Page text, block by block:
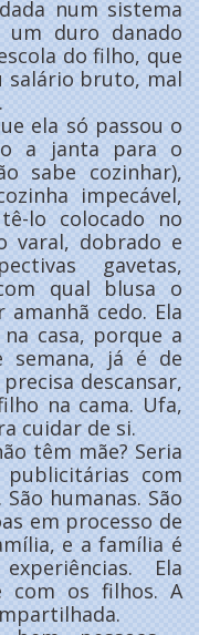
num sistema
um duro danado
do filho, que
salário bruto, mal
ela só passou o
a janta para o
sabe cozinhar),
impecável,
lo colocado no
varal, dobrado e
gavetas,
qual blusa o
cedo. Ela
casa, porque a
já é de
descansar,
na cama. Ufa,
cuidar de si.
têm mãe? Seria
com
humanas. São
em processo de
e a família é
Ela
com os filhos. A